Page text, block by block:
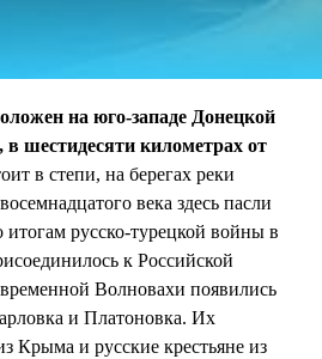
на юго-западе Донецкой
шестидесяти километрах от
в степи, на берегах реки
века здесь пасли
русско-турецкой войны в
к Российской
Волновахи появились
и Платоновка. Их
Крыма и русские крестьяне из